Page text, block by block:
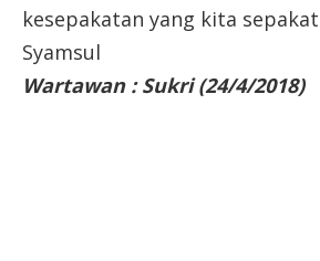
kesepakatan yang kita
Syamsul
Wartawan : Sukri (24/4/2018)